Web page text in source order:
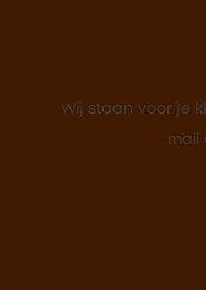
Wij staan voor je
mail